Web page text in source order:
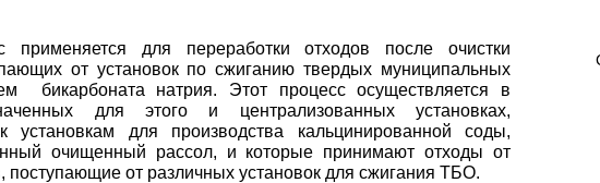
применяется для переработки отходов после очистки
от установок по сжиганию твердых муниципальных
бикарбоната натрия. Этот процесс осуществляется в
для этого и централизованных установках,
установкам для производства кальцинированной соды,
очищенный рассол, и которые принимают отходы от
поступающие от различных установок для сжигания ТБО.